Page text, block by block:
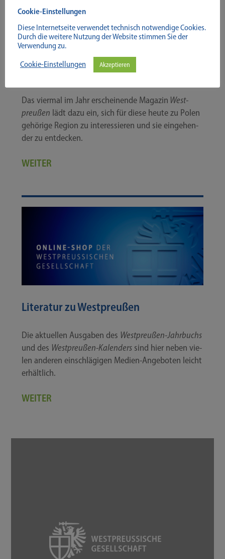
MagazinWestpreußen
Das vier­mal im Jahr erschei­nen­de Maga­zin West­
preußen lädt dazu ein, sich für die­se heu­te zu Polen
gehö­ri­ge Regi­on zu inter­es­sie­ren und sie ein­ge­hen­
der zu entdecken.
WEITER
Literatur zu Westpreußen
Die aktu­el­len Aus­ga­ben des Westpreußen-​Jahrbuchs
und des Westpreußen-​Kalenderssind hier neben vie­
len ande­ren ein­schlä­gi­gen Medien-​Angeboten leicht
erhältlich.
WEITER
Cookie-Einstellungen
Diese Internetseite verwendet technisch notwendige Cookies.
Durch die weitere Nutzung der Website stimmen Sie der
Verwendung zu.
Cookie-Einstellungen
Akzeptieren